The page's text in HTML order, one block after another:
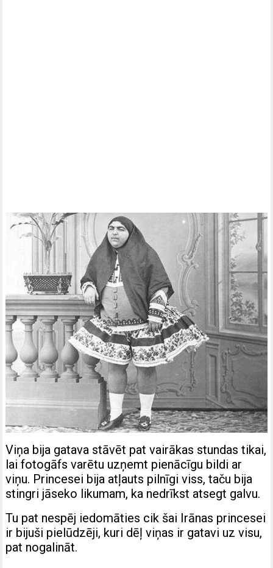
Viņa bija gatava stāvēt pat vairākas stundas tikai,
lai fotogāfs varētu uzņemt pienācīgu bildi ar
viņu. Princesei bija atļauts pilnīgi viss, taču bija
stingri jāseko likumam, ka nedrīkst atsegt galvu.
Tu pat nespēj iedomāties cik šai Irānas princesei
ir bijuši pielūdzēji, kuri dēļ viņas ir gatavi uz visu,
pat nogalināt.